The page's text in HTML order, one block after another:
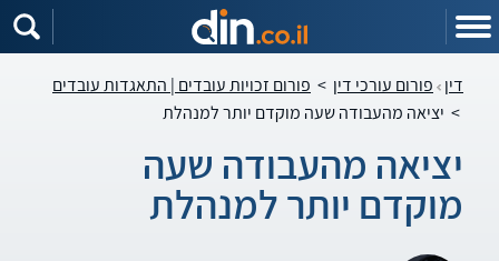
דין פורום עורכי דין > פורום זכויות עובדים | התאגדות עובדים
> יציאה מהעבודה שעה מוקדם יותר למנהלת
יציאה מהעבודה שעה
מוקדם יותר למנהלת